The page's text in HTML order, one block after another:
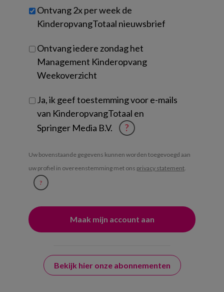
je?
Untitled
Ontvang 2x per week de
KinderopvangTotaal nieuwsbrief
Ontvang iedere zondag het
Management Kinderopvang
Weekoverzicht
Ja, ik geef toestemming voor e-mails
van KinderopvangTotaal en
Springer Media B.V.
?
Uw bovenstaande gegevens kunnen worden toegevoegd aan
uw profiel in overeenstemming met ons privacy statement.
?
Bekijk hier onze abonnementen